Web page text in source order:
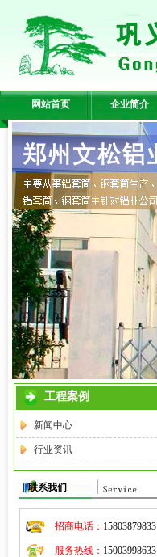
网站首页 企业简介
工程案例
新闻中心
行业资讯
联系我们
招商电话： 15803879833
服务热线： 15003998633